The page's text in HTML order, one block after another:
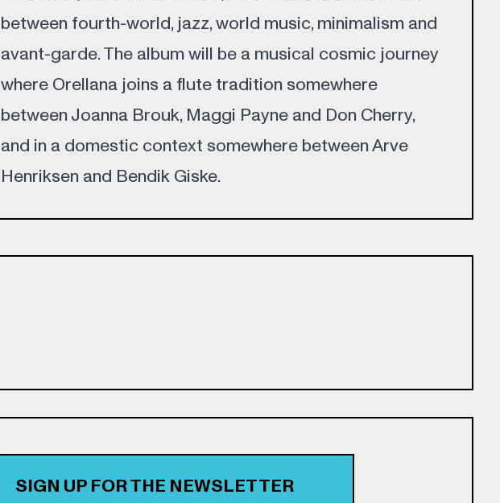
between fourth-world, jazz, world music, minimalism and
avant-garde. The album will be a musical cosmic journey
where Orellana joins a flute tradition somewhere
between Joanna Brouk, Maggi Payne and Don Cherry,
and in a domestic context somewhere between Arve
Henriksen and Bendik Giske.
SIGN UP FOR THE NEWSLETTER